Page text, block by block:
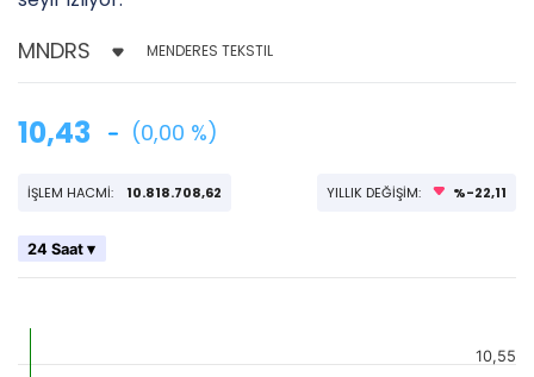
MENDERES TEKSTIL
10,43 (0,00 %)
İŞLEM HACMİ: 10.818.708,62 YILLIK DEĞİŞİM: %-22,11
24 Saat ▾
10,55